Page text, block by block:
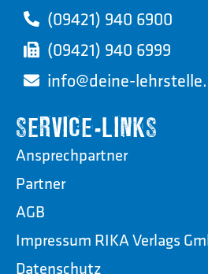
(09421) 940 6900
(09421) 940 6999
info@deine-
SERVICE-LINKS
Ansprechpartner
Partner
AGB
Impressum RIKA Verlags
Datenschutz